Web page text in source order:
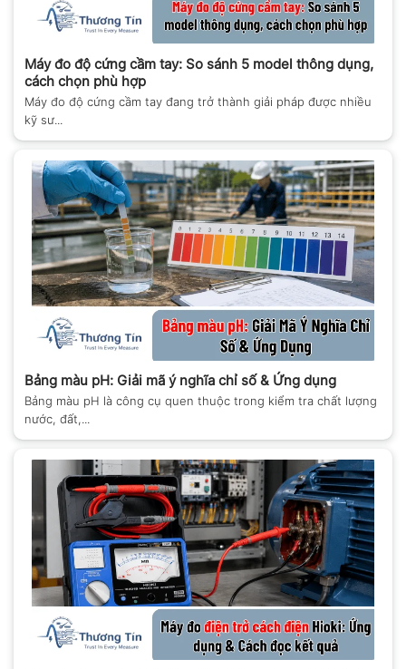
Máy đo độ cứng cầm tay: So sánh 5 model thông dụng,
cách chọn phù hợp
Máy đo độ cứng cầm tay đang trở thành giải pháp được nhiều
kỹ sư...
Bảng màu pH: Giải mã ý nghĩa chỉ số & Ứng dụng
Bảng màu pH là công cụ quen thuộc trong kiểm tra chất lượng
nước, đất,...